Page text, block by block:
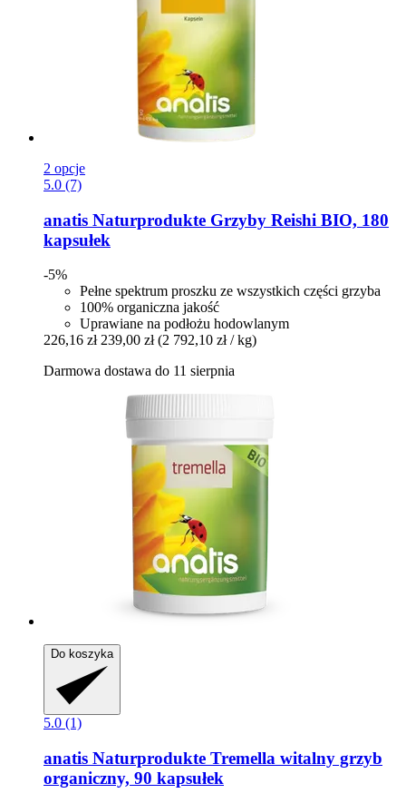
2 opcje
5.0 (7)
anatis Naturprodukte Grzyby Reishi BIO, 180
kapsułek
-5%
Pełne spektrum proszku ze wszystkich części grzyba
100% organiczna jakość
Uprawiane na podłożu hodowlanym
226,16 zł 239,00 zł (2 792,10 zł / kg)
Darmowa dostawa do 11 sierpnia
Do koszyka
5.0 (1)
anatis Naturprodukte Tremella witalny grzyb
organiczny, 90 kapsułek